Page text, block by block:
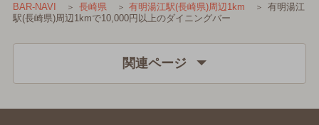
BAR-NAVI 長崎県 有明湯江駅(長崎県)周辺1km
有明湯江
駅(長崎県)周辺1kmで10,000円以上のダイニングバー
関連ページ